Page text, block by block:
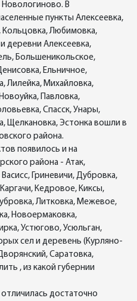
Новологиново. В
пункты Алексеевка,
Кольцовка, Любимовка,
деревни Алексеевка,
Большеникольское,
Ельничное,
Лилейка, Михайловка,
Павловка,
Спасск, Унары,
Щелкановка, Эстонка вошли в
района.
появилось и на
района - Атак,
Гриневичи, Дубровка,
Кедровое, Киксы,
Литковка, Межевое,
Новоермаковка,
Устюгово, Усюльган,
сел и деревень (Курляно-
Саратовка,
, из какой губернии
достаточно